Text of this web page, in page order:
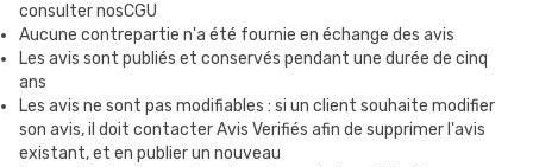
COMMENT CHANGER LA RÉSISTANCE ?
Dévissez d’abord la base de votre clearomiseur
Dévissez ensuite la résistance usagée de la base
consulter nosCGU
Aucune contrepartie n'a été fournie en échange des avis
Les avis sont publiés et conservés pendant une durée de cinq
ans
Les avis ne sont pas modifiables : si un client souhaite modifier
son avis, il doit contacter Avis Verifiés afin de supprimer l'avis
existant, et en publier un nouveau